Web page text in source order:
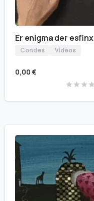
Er enigma der esfinx
Condes Vidèos
0,00 €